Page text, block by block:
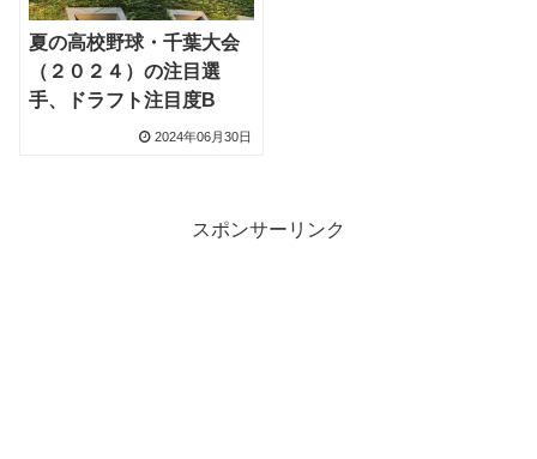
夏の高校野球・千葉大会
（２０２４）の注目選
手、ドラフト注目度B
2024年06月30日
スポンサーリンク